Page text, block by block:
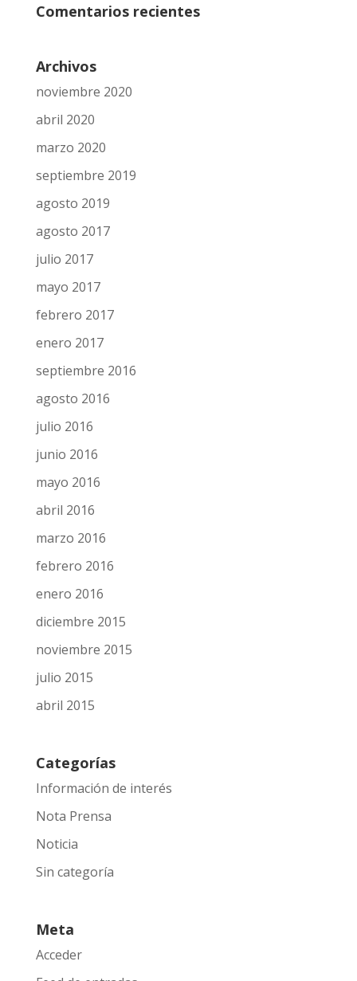
Comentarios recientes
Archivos
noviembre 2020
abril 2020
marzo 2020
septiembre 2019
agosto 2019
agosto 2017
julio 2017
mayo 2017
febrero 2017
enero 2017
septiembre 2016
agosto 2016
julio 2016
junio 2016
mayo 2016
abril 2016
marzo 2016
febrero 2016
enero 2016
diciembre 2015
noviembre 2015
julio 2015
abril 2015
Categorías
Información de interés
Nota Prensa
Noticia
Sin categoría
Meta
Acceder